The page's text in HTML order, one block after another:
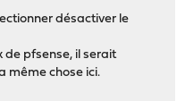
désactiver le
de pfsense, il serait
même chose ici.